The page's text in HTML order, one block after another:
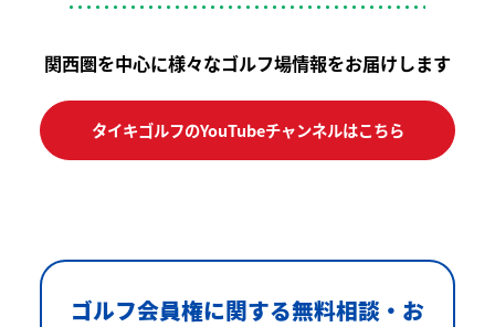
関西圏を中心に様々なゴルフ場情報をお届けします
タイキゴルフのYouTubeチャンネルはこちら
ゴルフ会員権に関する無料相談・お